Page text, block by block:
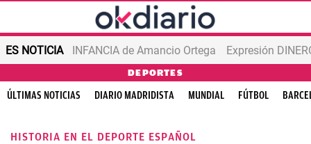
ES NOTICIA INFANCIA de Amancio Ortega Expresión
DEPORTES
ÚLTIMAS NOTICIAS DIARIO MADRIDISTA MUNDIAL FÚTBOL
HISTORIA EN EL DEPORTE ESPAÑOL